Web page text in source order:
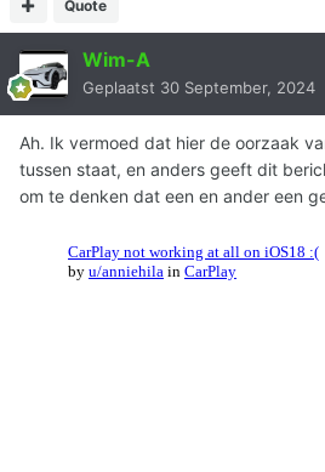
Quote
Wim-A
Geplaatst 30 September, 2024
Ah. Ik vermoed dat hier de oorzaak
tussen staat, en anders geeft dit
om te denken dat een en ander een